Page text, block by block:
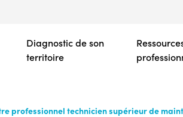
contenu
principal
Diagnostic de son
territoire
professionnel technicien supérieur de